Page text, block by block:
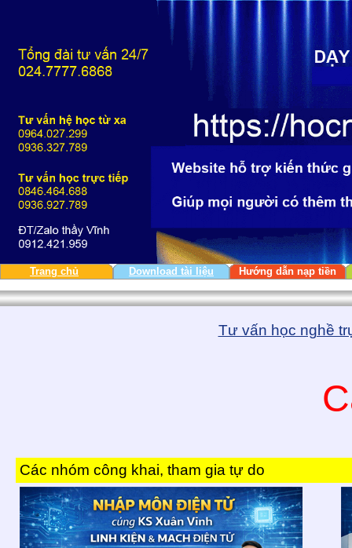
Trang chủ Download tài liệu Hướng dẫn nạp tiền
Tư vấn học nghề
Các nhóm công khai, tham gia tự do